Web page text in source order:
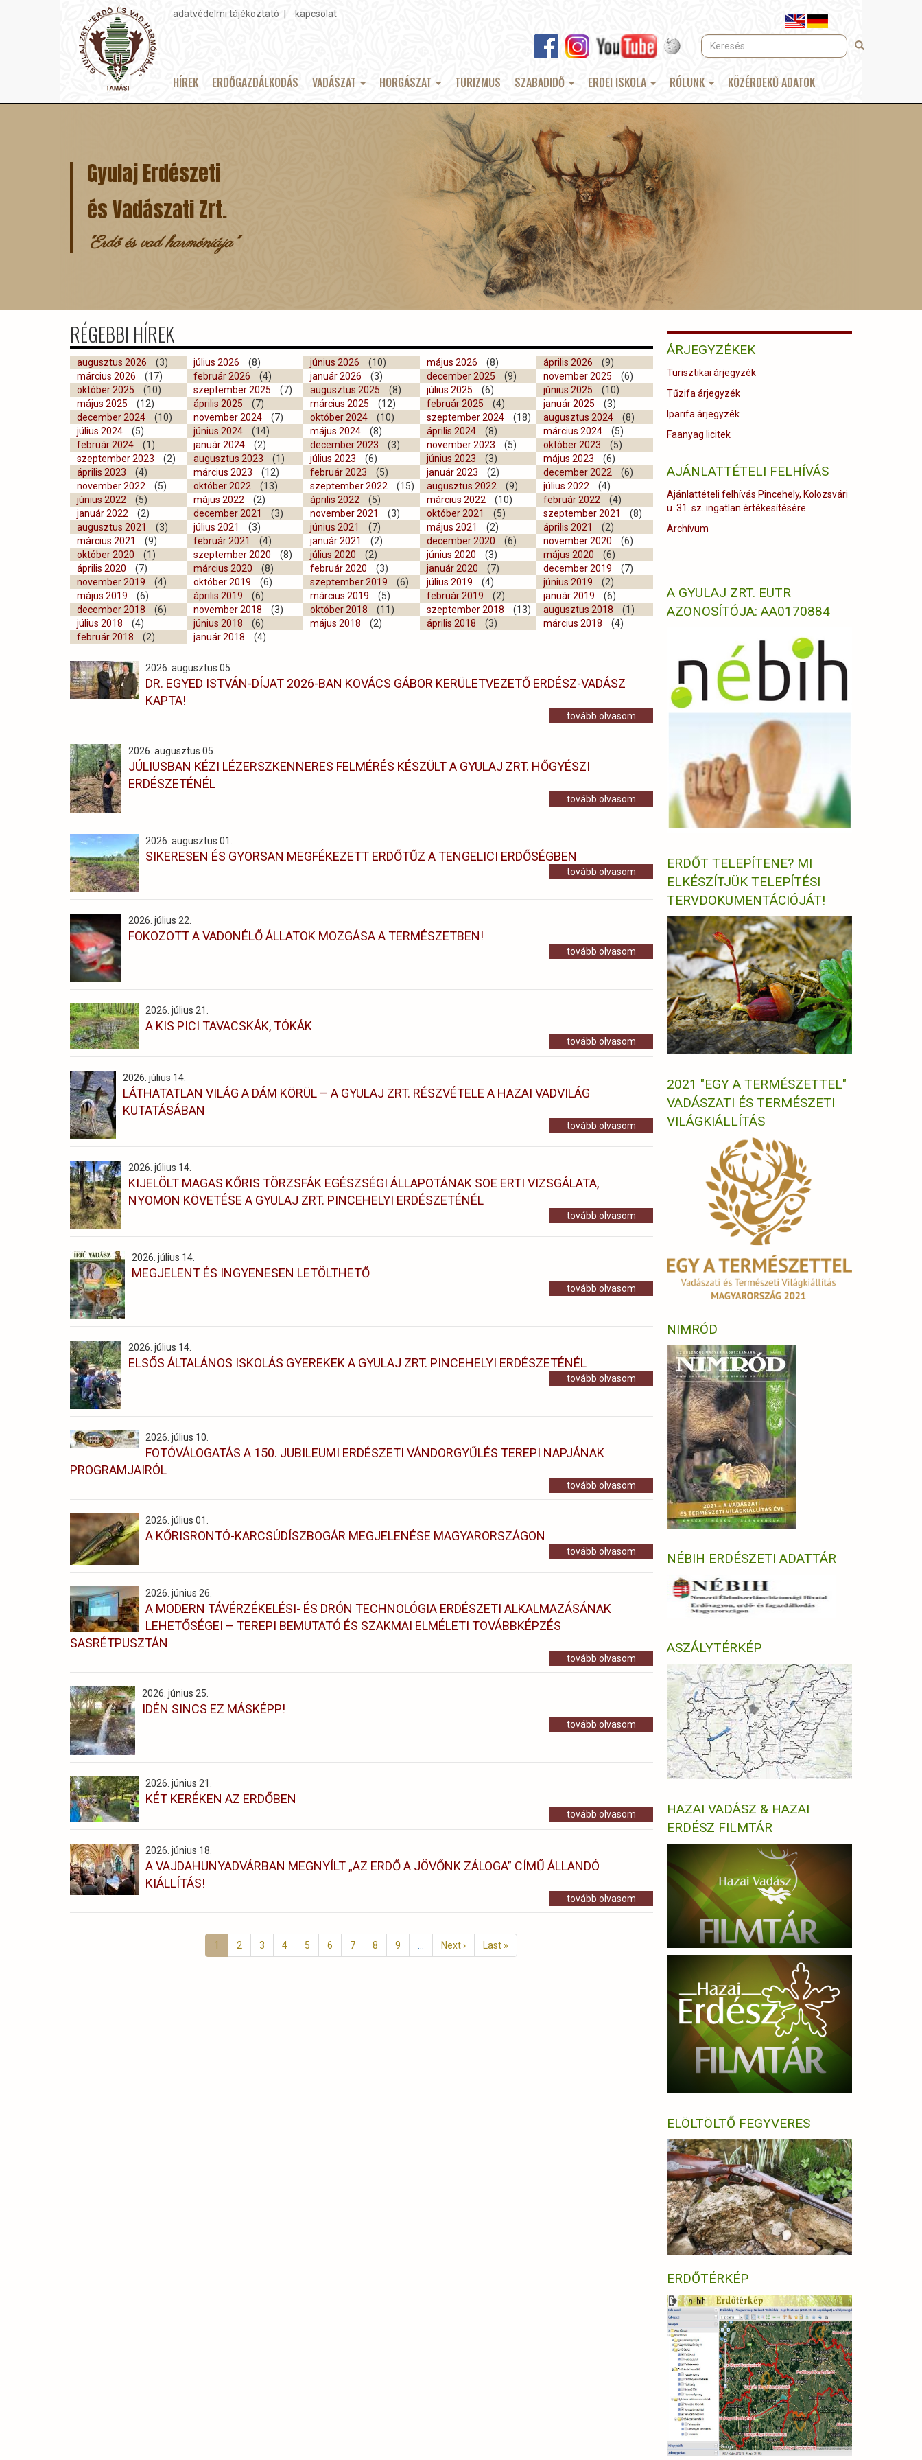
Topmenu
adatvédelmi tájékoztató kapcsolat
Keresés Keresés
Main
HÍREK ERDŐGAZDÁLKODÁS VADÁSZAT HORGÁSZAT TURIZMUS SZABADIDŐ ERDEI ISKOLA RÓLUNK KÖZÉRDEKŰ ADATOK
Gyulaj Erdészeti
és Vadászati Zrt.
"Erdő és vad harmóniája"
RÉGEBBI HÍREK
augusztus 2026 (3) július 2026 (8) június 2026 (10) május 2026 (8) április 2026
(9)
március 2026
(17) február 2026 (4) január 2026 (3) december 2025 (9) november 2025
(6)
október 2025
(10) szeptember 2025 (7) augusztus 2025 (8) július 2025 (6) június 2025
(10)
május 2025
(12) április 2025 (7) március 2025 (12) február 2025 (4) január 2025
(3)
december 2024
(10) november 2024 (7) október 2024 (10) szeptember 2024 (18) augusztus 2024
(8)
július 2024
(5) június 2024 (14) május 2024 (8) április 2024 (8) március 2024
(5)
február 2024
(1) január 2024 (2) december 2023 (3) november 2023 (5) október 2023
(5)
szeptember 2023
(2) augusztus 2023 (1) július 2023 (6) június 2023 (3) május 2023
(6)
április 2023
(4) március 2023 (12) február 2023 (5) január 2023 (2) december 2022
(6)
november 2022
(5) október 2022 (13) szeptember 2022 (15) augusztus 2022 (9) július 2022
(4)
június 2022
(5) május 2022 (2) április 2022 (5) március 2022 (10) február 2022
(4)
január 2022
(2) december 2021 (3) november 2021 (3) október 2021 (5) szeptember 2021
(8)
augusztus 2021
(3) július 2021 (3) június 2021 (7) május 2021 (2) április 2021
(2)
március 2021
(9) február 2021 (4) január 2021 (2) december 2020 (6) november 2020
(6)
október 2020
(1) szeptember 2020 (8) július 2020 (2) június 2020 (3) május 2020
(6)
április 2020
(7) március 2020 (8) február 2020 (3) január 2020 (7) december 2019
(7)
november 2019
(4) október 2019 (6) szeptember 2019 (6) július 2019 (4) június 2019
(2)
május 2019
(6) április 2019 (6) március 2019 (5) február 2019 (2) január 2019
(6)
december 2018
(6) november 2018 (3) október 2018 (11) szeptember 2018 (13) augusztus 2018
(1)
július 2018
(4) június 2018 (6) május 2018 (2) április 2018 (3) március 2018
(4)
február 2018
(2) január 2018 (4)
2026. augusztus 05.
DR. EGYED ISTVÁN-DÍJAT 2026-BAN KOVÁCS GÁBOR KERÜLETVEZETŐ ERDÉSZ-VADÁSZ
KAPTA!
tovább olvasom
2026. augusztus 05.
JÚLIUSBAN KÉZI LÉZERSZKENNERES FELMÉRÉS KÉSZÜLT A GYULAJ ZRT. HŐGYÉSZI
ERDÉSZETÉNÉL
tovább olvasom
2026. augusztus 01.
SIKERESEN ÉS GYORSAN MEGFÉKEZETT ERDŐTŰZ A TENGELICI ERDŐSÉGBEN
tovább olvasom
2026. július 22.
FOKOZOTT A VADONÉLŐ ÁLLATOK MOZGÁSA A TERMÉSZETBEN!
tovább olvasom
2026. július 21.
A KIS PICI TAVACSKÁK, TÓKÁK
tovább olvasom
2026. július 14.
LÁTHATATLAN VILÁG A DÁM KÖRÜL – A GYULAJ ZRT. RÉSZVÉTELE A HAZAI VADVILÁG
KUTATÁSÁBAN
tovább olvasom
2026. július 14.
KIJELÖLT MAGAS KŐRIS TÖRZSFÁK EGÉSZSÉGI ÁLLAPOTÁNAK SOE ERTI VIZSGÁLATA,
NYOMON KÖVETÉSE A GYULAJ ZRT. PINCEHELYI ERDÉSZETÉNÉL
tovább olvasom
2026. július 14.
MEGJELENT ÉS INGYENESEN LETÖLTHETŐ
tovább olvasom
2026. július 14.
ELSŐS ÁLTALÁNOS ISKOLÁS GYEREKEK A GYULAJ ZRT. PINCEHELYI ERDÉSZETÉNÉL
tovább olvasom
2026. július 10.
FOTÓVÁLOGATÁS A 150. JUBILEUMI ERDÉSZETI VÁNDORGYŰLÉS TEREPI NAPJÁNAK
PROGRAMJAIRÓL
tovább olvasom
2026. július 01.
A KŐRISRONTÓ-KARCSÚDÍSZBOGÁR MEGJELENÉSE MAGYARORSZÁGON
tovább olvasom
2026. június 26.
A MODERN TÁVÉRZÉKELÉSI- ÉS DRÓN TECHNOLÓGIA ERDÉSZETI ALKALMAZÁSÁNAK
LEHETŐSÉGEI – TEREPI BEMUTATÓ ÉS SZAKMAI ELMÉLETI TOVÁBBKÉPZÉS
SASRÉTPUSZTÁN
tovább olvasom
2026. június 25.
IDÉN SINCS EZ MÁSKÉPP!
tovább olvasom
2026. június 21.
KÉT KERÉKEN AZ ERDŐBEN
tovább olvasom
2026. június 18.
A VAJDAHUNYADVÁRBAN MEGNYÍLT „AZ ERDŐ A JÖVŐNK ZÁLOGA” CÍMŰ ÁLLANDÓ
KIÁLLÍTÁS!
tovább olvasom
Jelenlegi
oldal
1 Page
2 Page
3 Page
4 Page
5 Page
6 Page
7 Page
8 Page
9
Következő
oldal
Next ›
Utolsó
oldal
Last »
ÁRJEGYZÉKEK
Turisztikai árjegyzék
Tűzifa árjegyzék
Iparifa árjegyzék
Faanyag licitek
AJÁNLATTÉTELI FELHÍVÁS
Ajánlattételi felhívás Pincehely, Kolozsvári
u. 31. sz. ingatlan értékesítésére
Archívum
A GYULAJ ZRT. EUTR
AZONOSÍTÓJA: AA0170884
ERDŐT TELEPÍTENE? MI
ELKÉSZÍTJÜK TELEPÍTÉSI
TERVDOKUMENTÁCIÓJÁT!
2021 "EGY A TERMÉSZETTEL"
VADÁSZATI ÉS TERMÉSZETI
VILÁGKIÁLLÍTÁS
NIMRÓD
NÉBIH ERDÉSZETI ADATTÁR
ASZÁLYTÉRKÉP
HAZAI VADÁSZ & HAZAI
ERDÉSZ FILMTÁR
ELÖLTÖLTŐ FEGYVERES
ERDŐTÉRKÉP